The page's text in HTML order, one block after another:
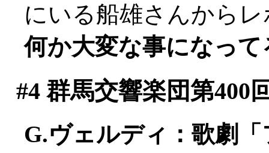
にいる船雄さんから
何か大変な事になっ
#4群馬交響楽団第400
G.ヴェルディ：歌劇